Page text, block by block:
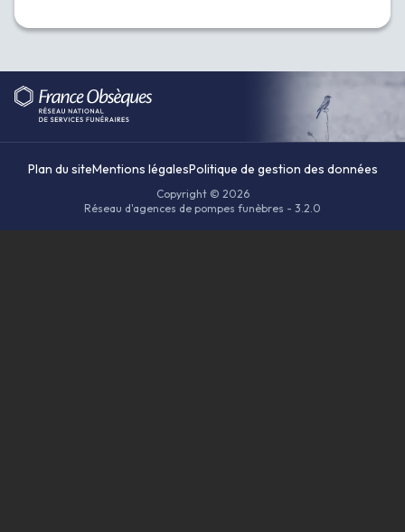
Plan du siteMentions légalesPolitique de gestion des données
Copyright © 2026
Réseau d'agences de pompes funèbres - 3.2.0